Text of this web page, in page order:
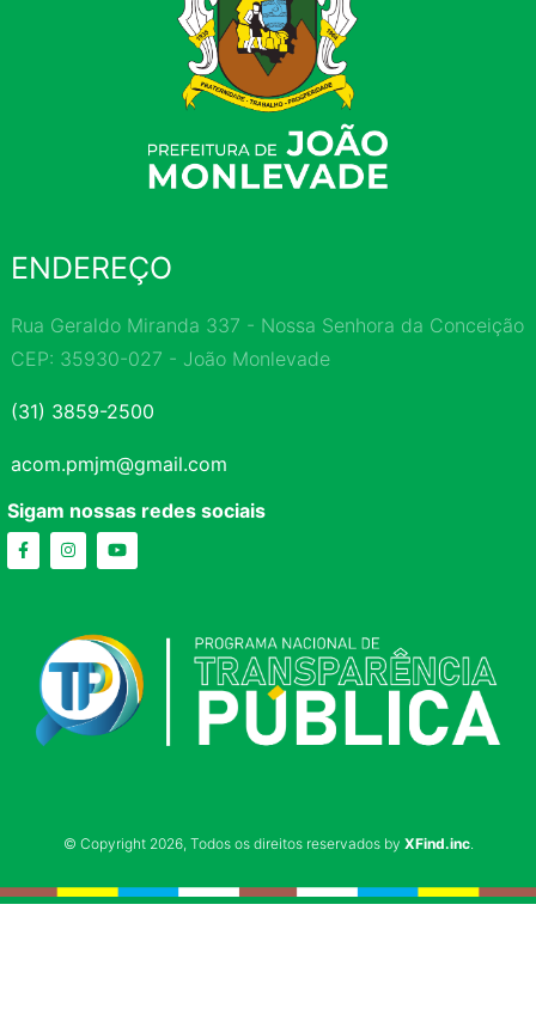
ENDEREÇO
Rua Geraldo Miranda 337 - Nossa Senhora da Conceição
CEP: 35930-027 - João Monlevade
(31) 3859-2500
acom.pmjm@gmail.com
Sigam nossas redes sociais
© Copyright 2026, Todos os direitos reservados by XFind.inc.